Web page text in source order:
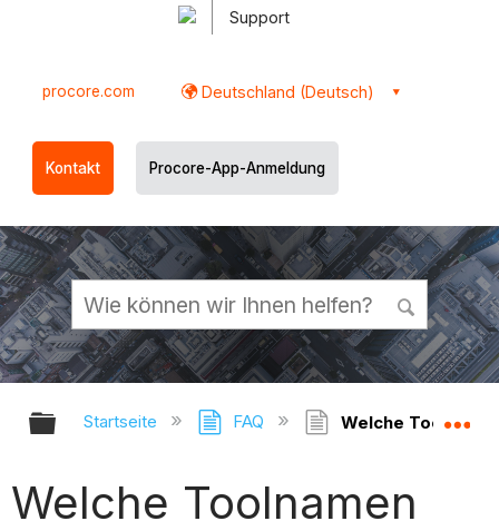
Support
procore.com Deutschland (Deutsch)
Kontakt Procore-App-Anmeldung
Globale Hierarchie auf- und
Startseite FAQ Welche
Welche Toolnamen